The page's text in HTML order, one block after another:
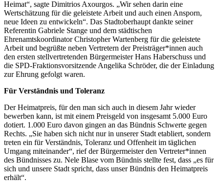
Heimat“, sagte Dimitrios Axourgos. „Wir sehen darin eine
Wertschätzung für die geleistete Arbeit und auch einen Ansporn,
neue Ideen zu entwickeln“. Das Stadtoberhaupt dankte seiner
Referentin Gabriele Stange und dem städtischen
Ehrenamtskoordinator Christopher Wartenberg für die geleistete
Arbeit und begrüßte neben Vertretern der Preisträger*innen auch
den ersten stellvertretenden Bürgermeister Hans Haberschuss und
die SPD-Fraktionsvorsitzende Angelika Schröder, die der Einladung
zur Ehrung gefolgt waren.
Für Verständnis und Toleranz
Der Heimatpreis, für den man sich auch in diesem Jahr wieder
bewerben kann, ist mit einem Preisgeld von insgesamt 5.000 Euro
dotiert. 1.000 Euro davon gingen an das Bündnis Schwerte gegen
Rechts. „Sie haben sich nicht nur in unserer Stadt etabliert, sondern
treten ein für Verständnis, Toleranz und Offenheit im täglichen
Umgang miteinander“, rief der Bürgermeister den Vertreter*innen
des Bündnisses zu. Nele Blase vom Bündnis stellte fest, dass „es für
sich und unsere Stadt spricht, dass unser Bündnis den Heimatpreis
erhält“.